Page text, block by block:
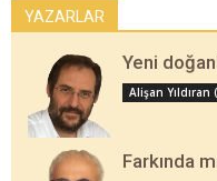
YAZARLAR
Yeni
Alişan Yıldıran
Farkında